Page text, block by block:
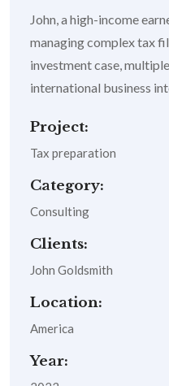
John, a high-income
managing complex tax
investment case,
international business
Project:
Tax preparation
Category:
Consulting
Clients:
John Goldsmith
Location:
America
Year: